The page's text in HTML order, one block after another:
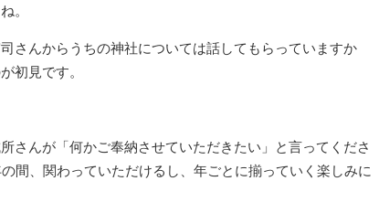
。
さんからうちの神社については話してもらっていますか
初見です。
さんが「何かご奉納させていただきたい」と言ってくださ
間、関わっていただけるし、年ごとに揃っていく楽しみに